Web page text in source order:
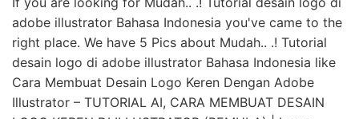
adobe illustrator Bahasa Indonesia you've came to the
right place. We have 5 Pics about Mudah.. .! Tutorial
desain logo di adobe illustrator Bahasa Indonesia like
Cara Membuat Desain Logo Keren Dengan Adobe
Illustrator – TUTORIAL AI, CARA MEMBUAT DESAIN